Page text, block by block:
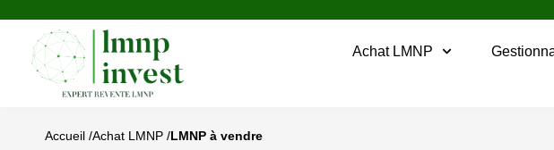
Achat LMNP
Accueil /Achat LMNP /LMNP à vendre